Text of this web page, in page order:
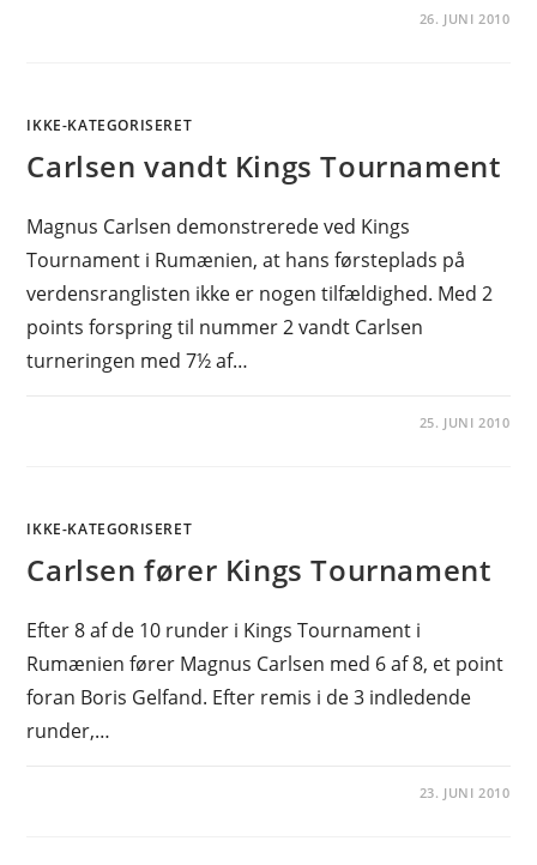
26. JUNI 2010
IKKE-KATEGORISERET
Carlsen vandt Kings Tournament
Magnus Carlsen demonstrerede ved Kings
Tournament i Rumænien, at hans førsteplads på
verdensranglisten ikke er nogen tilfældighed. Med 2
points forspring til nummer 2 vandt Carlsen
turneringen med 7½ af…
25. JUNI 2010
IKKE-KATEGORISERET
Carlsen fører Kings Tournament
Efter 8 af de 10 runder i Kings Tournament i
Rumænien fører Magnus Carlsen med 6 af 8, et point
foran Boris Gelfand. Efter remis i de 3 indledende
runder,…
23. JUNI 2010